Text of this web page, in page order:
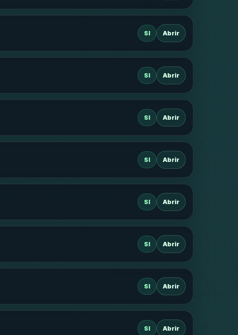
SI Abrir
SI Abrir
SI Abrir
SI Abrir
SI Abrir
SI Abrir
SI Abrir
SI Abrir